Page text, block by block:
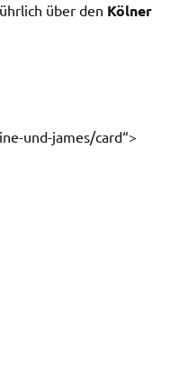
über den Kölner
und-james/card“>